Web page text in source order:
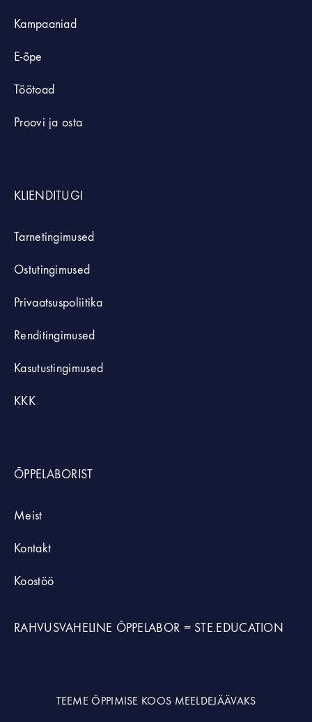
Kampaaniad
E-õpe
Töötoad
Proovi ja osta
KLIENDITUGI
Tarnetingimused
Ostutingimused
Privaatsuspoliitika
Renditingimused
Kasutustingimused
KKK
ÕPPELABORIST
Meist
Kontakt
Koostöö
RAHVUSVAHELINE ÕPPELABOR = STE.EDUCATION
TEEME ÕPPIMISE KOOS MEELDEJÄÄVAKS